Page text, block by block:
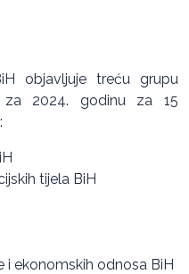
objavljuje treću grupu
za 2024. godinu za 15
tijela BiH
i ekonomskih odnosa BiH